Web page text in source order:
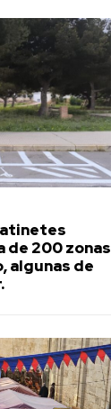
de 200 zonas
algunas de